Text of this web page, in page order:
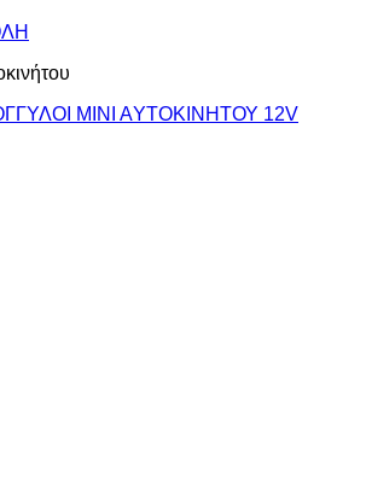
ΜΙΝΙ ΑYTOΚΙΝΗΤΟΥ 12V